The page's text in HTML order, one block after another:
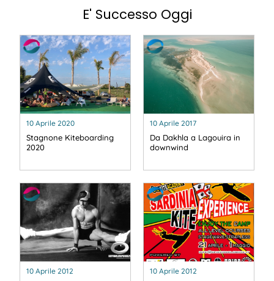
E' Successo Oggi
10 Aprile 2020
Stagnone Kiteboarding
2020
10 Aprile 2017
Da Dakhla a Lagouira in
downwind
10 Aprile 2012 10 Aprile 2012